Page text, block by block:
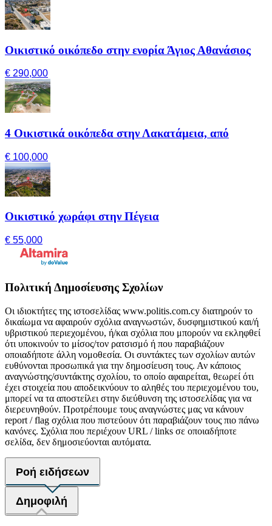
Οικιστικό οικόπεδο στην ενορία Άγιος Αθανάσιος
€ 290,000
4 Οικιστικά οικόπεδα στην Λακατάμεια, από
€ 100,000
Οικιστικό χωράφι στην Πέγεια
€ 55,000
Πολιτική Δημοσίευσης Σχολίων
Οι ιδιοκτήτες της ιστοσελίδας www.politis.com.cy διατηρούν το
δικαίωμα να αφαιρούν σχόλια αναγνωστών, δυσφημιστικού και/ή
υβριστικού περιεχομένου, ή/και σχόλια που μπορούν να εκληφθεί
ότι υποκινούν το μίσος/τον ρατσισμό ή που παραβιάζουν
οποιαδήποτε άλλη νομοθεσία. Οι συντάκτες των σχολίων αυτών
ευθύνονται προσωπικά για την δημοσίευση τους. Αν κάποιος
αναγνώστης/συντάκτης σχολίου, το οποίο αφαιρείται, θεωρεί ότι
έχει στοιχεία που αποδεικνύουν το αληθές του περιεχομένου του,
μπορεί να τα αποστείλει στην διεύθυνση της ιστοσελίδας για να
διερευνηθούν. Προτρέπουμε τους αναγνώστες μας να κάνουν
report / flag σχόλια που πιστεύουν ότι παραβιάζουν τους πιο πάνω
κανόνες. Σχόλια που περιέχουν URL / links σε οποιαδήποτε
σελίδα, δεν δημοσιεύονται αυτόματα.
Ροή ειδήσεων
Δημοφιλή